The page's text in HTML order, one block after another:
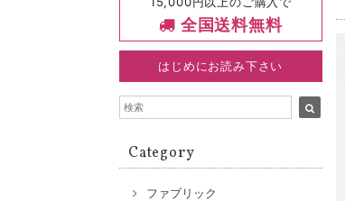
全国送料無料
はじめにお読み下さい
Category
ファブリック